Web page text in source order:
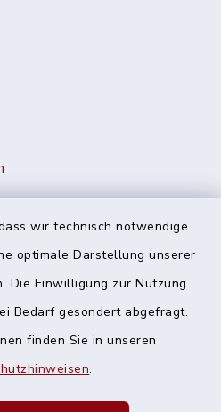
wir technisch notwendige
optimale Darstellung unserer
Die Einwilligung zur Nutzung
Bedarf gesondert abgefragt.
finden Sie in unseren
.